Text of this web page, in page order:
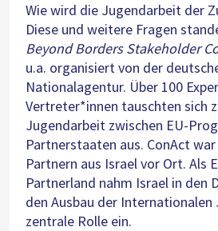
Wie wird die Jugendarbeit der
Diese und weitere Fragen
Beyond Borders Stakeholder
u.a. organisiert von der
Nationalagentur. Über 100
Vertreter*innen tauschten sich
Jugendarbeit zwischen EU-
Partnerstaaten aus. ConAct
Partnern aus Israel vor Ort. Als
Partnerland nahm Israel in den
den Ausbau der
zentrale Rolle ein.